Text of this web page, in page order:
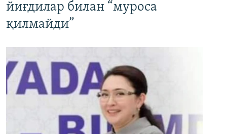
йиғдилар билан “муроса
қилмайди”